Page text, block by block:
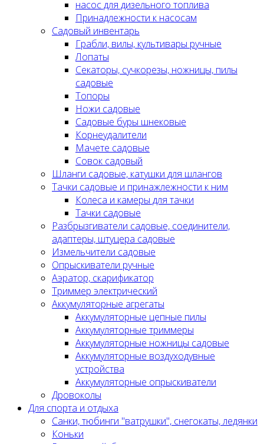
насос для дизельного топлива
Принадлежности к насосам
Садовый инвентарь
Грабли, вилы, культивары ручные
Лопаты
Секаторы, сучкорезы, ножницы, пилы
садовые
Топоры
Ножи садовые
Садовые буры шнековые
Корнеудалители
Мачете садовые
Совок садовый
Шланги садовые, катушки для шлангов
Тачки садовые и принажлежности к ним
Колеса и камеры для тачки
Тачки садовые
Разбрызгиватели садовые, соединители,
адаптеры, штуцера садовые
Измельчители садовые
Опрыскиватели ручные
Аэратор, скарификатор
Триммер электрический
Аккумуляторные агрегаты
Аккумуляторные цепные пилы
Аккумуляторные триммеры
Аккумуляторные ножницы садовые
Аккумуляторные воздуходувные
устройства
Аккумуляторные опрыскиватели
Дровоколы
Для спорта и отдыха
Санки, тюбинги "ватрушки", снегокаты, ледянки
Коньки